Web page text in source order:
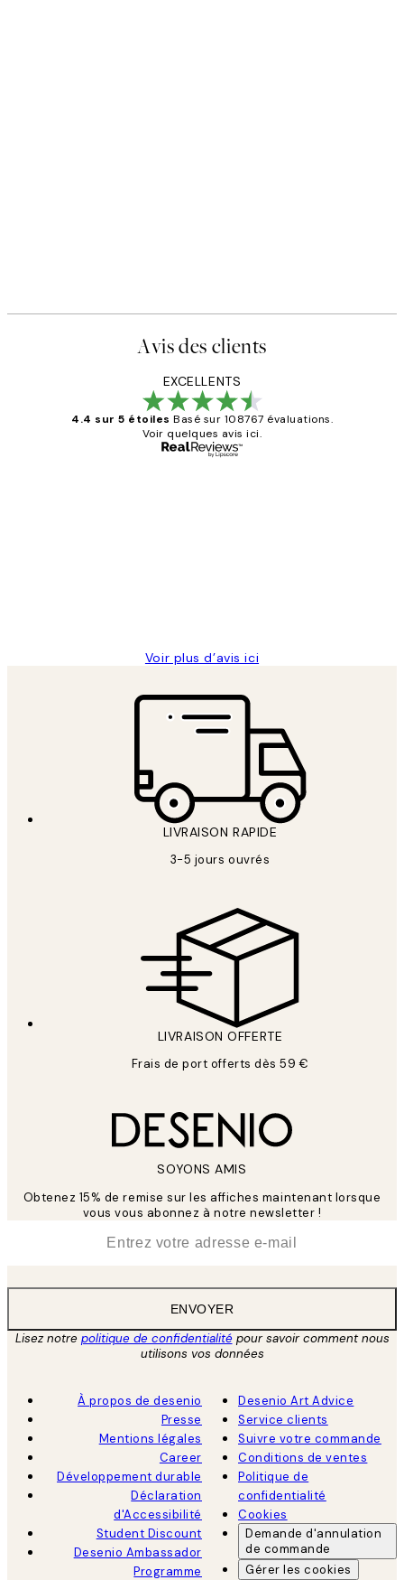
Avis des clients
EXCELLENTS
4.4 sur 5 étoiles Basé sur 108767 évaluations.
Voir quelques avis ici.
Voir plus d’avis ici
LIVRAISON RAPIDE
3-5 jours ouvrés
LIVRAISON OFFERTE
Frais de port offerts dès 59 €
SOYONS AMIS
Obtenez 15% de remise sur les affiches maintenant lorsque
vous vous abonnez à notre newsletter !
ENVOYER
Lisez notre politique de confidentialitépour savoir comment nous
utilisons vos données
À propos de desenio
Presse
Mentions légales
Career
Développement durable
Déclaration
d'Accessibilité
Student Discount
Desenio Ambassador
Programme
Desenio Art Advice
Service clients
Suivre votre commande
Conditions de ventes
Politique de
confidentialité
Cookies
Demande d'annulation
de commande
Gérer les cookies